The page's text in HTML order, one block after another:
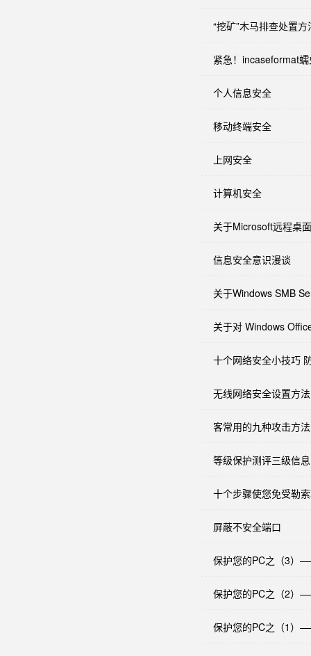
“挖矿”木马排查处置
紧急！incaseformat
个人信息安全
移动终端安全
上网安全
计算机安全
关于Microsoft远程桌
信息安全意识漫谈
关于Windows SMB
关于对 Windows
十个网络安全小技巧
无线网络安全设置方法
客常用的九种攻击方法
等级保护测评三级信
十个步骤使您免受勒
屏蔽不安全端口
保护您的PC之（3）
保护您的PC之（2）
保护您的PC之（1）